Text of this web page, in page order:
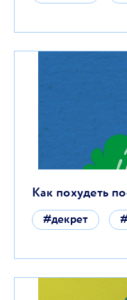
Как похудеть
#декрет